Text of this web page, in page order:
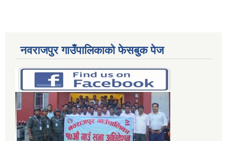
नवराजपुर गाउँपालिकाको फेसबुक पेज